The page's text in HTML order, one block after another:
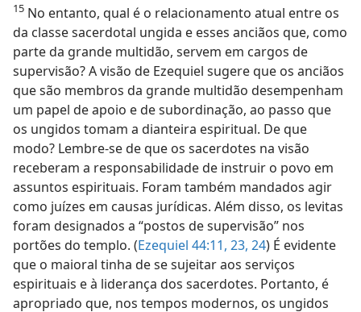
15 No entanto, qual é o relacionamento atual entre os
da classe sacerdotal ungida e esses anciãos que, como
parte da grande multidão, servem em cargos de
supervisão? A visão de Ezequiel sugere que os anciãos
que são membros da grande multidão desempenham
um papel de apoio e de subordinação, ao passo que
os ungidos tomam a dianteira espiritual. De que
modo? Lembre-se de que os sacerdotes na visão
receberam a responsabilidade de instruir o povo em
assuntos espirituais. Foram também mandados agir
como juízes em causas jurídicas. Além disso, os levitas
foram designados a “postos de supervisão” nos
portões do templo. (Ezequiel 44:11, 23, 24) É evidente
que o maioral tinha de se sujeitar aos serviços
espirituais e à liderança dos sacerdotes. Portanto, é
apropriado que, nos tempos modernos, os ungidos